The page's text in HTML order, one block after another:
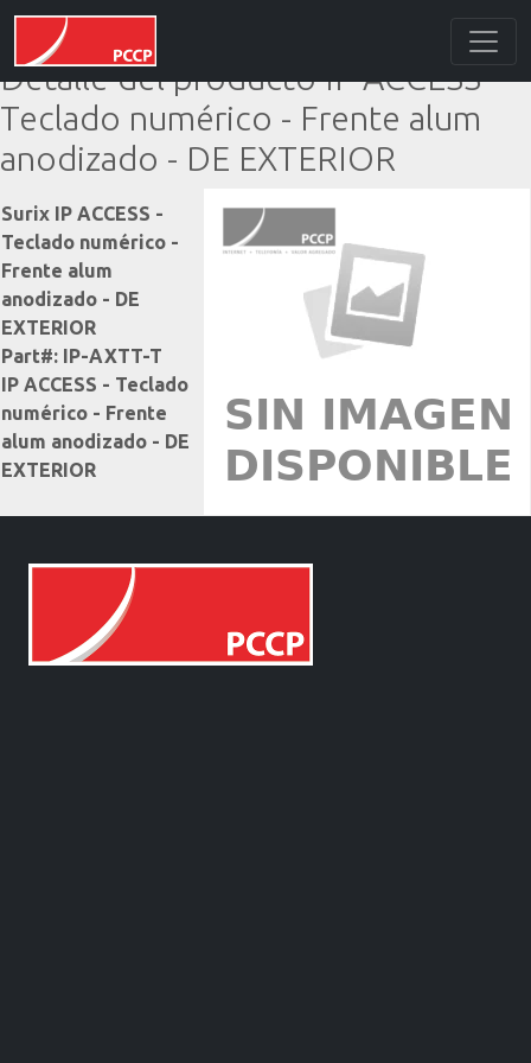
Detalle del producto IP ACCESS -
Teclado numérico - Frente alum
anodizado - DE EXTERIOR
Surix IP ACCESS -
Teclado numérico -
Frente alum
anodizado - DE
EXTERIOR
Part#: IP-AXTT-T
IP ACCESS - Teclado
numérico - Frente
alum anodizado - DE
EXTERIOR